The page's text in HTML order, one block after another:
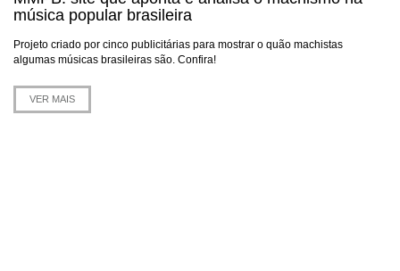
música popular brasileira
Projeto criado por cinco publicitárias para mostrar o quão machistas
algumas músicas brasileiras são. Confira!
VER MAIS